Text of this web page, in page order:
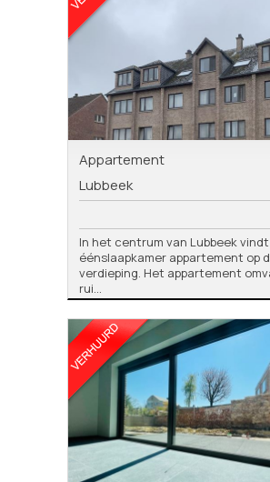
Appartement
Lubbeek
In het centrum van Lubbeek
éénslaapkamer appartement op
verdieping. Het appartement
rui...